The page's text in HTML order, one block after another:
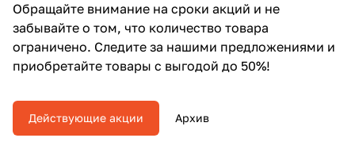
Обращайте внимание на сроки акций и не
забывайте о том, что количество товара
ограничено. Следите за нашими предложениями и
приобретайте товары с выгодой до 50%!
Действующие акции Архив